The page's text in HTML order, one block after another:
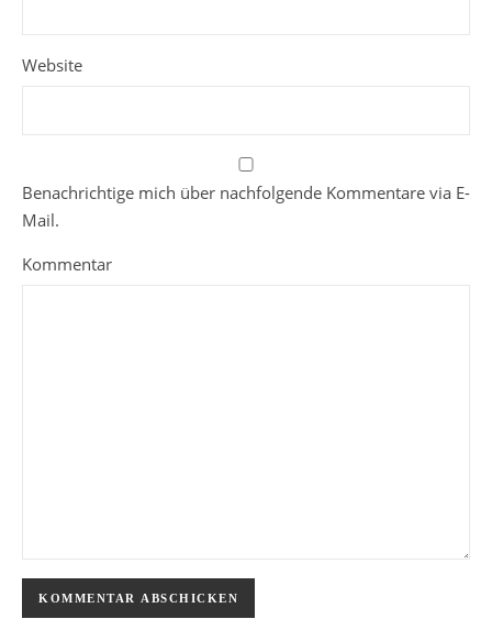
Website
Benachrichtige mich über nachfolgende Kommentare via E-
Mail.
Kommentar